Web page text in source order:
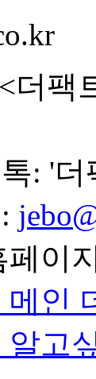
더팩
: '
페이
메인
알고